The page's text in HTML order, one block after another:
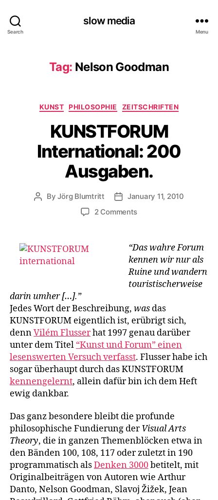
Search
slow media
Menu
Tag: Nelson Goodman
Categories
KUNST PHILOSOPHIE ZEITSCHRIFTEN
KUNSTFORUM
International: 200
Ausgaben.
PostByJörg Blumtritt
PostJanuary 11, 2010
2 Commentson
200
Ausgaben.
“Das wahre Forum
kennen wir nur als
Ruine und wandern
touristischerweise
darin umher […].”
Jedes Wort der Beschreibung, was das
KUNSTFORUM eigentlich ist, erübrigt sich,
dennVilém Flusserhat 1997 genau darüber
unter dem Titel “Kunst und Forum” einen
lesenswerten Versuch verfasst. Flusser habe ich
sogar überhaupt durch das KUNSTFORUM
kennengelernt, allein dafür bin ich dem Heft
ewig dankbar.
Das ganz besondere bleibt die profunde
philosophische Fundierung derVisual Arts
Theory, die in ganzen Themenblöcken etwa in
den Bänden 100, 108, 117 oder zuletzt in 190
programmatisch alsDenken 3000betitelt, mit
Originalbeiträgen von Autoren wie Arthur
Danto, Nelson Goodman, Slavoj Žižek, Jean